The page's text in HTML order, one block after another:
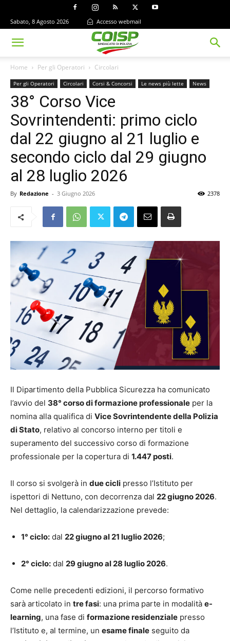
Sabato, 8 Agosto 2026 Accesso webmail
Home Per gli Operatori Circolari
Per gli Operatori Circolari Corsi & Concorsi Le news più lette News
38° Corso Vice
Sovrintendenti: primo ciclo
dal 22 giugno al 21 luglio e
secondo ciclo dal 29 giugno
al 28 luglio 2026
By Redazione - 3 Giugno 2026 2378
Il Dipartimento della Pubblica Sicurezza ha comunicato
l’avvio del 38° corso di formazione professionale per la
nomina alla qualifica di Vice Sovrintendente della Polizia
di Stato, relativo al concorso interno per titoli e
superamento del successivo corso di formazione
professionale per la copertura di 1.447 posti.
Il corso si svolgerà in due cicli presso l’Istituto per
ispettori di Nettuno, con decorrenza dal 22 giugno 2026.
Nel dettaglio, la calendarizzazione prevede:
1° ciclo: dal 22 giugno al 21 luglio 2026;
2° ciclo: dal 29 giugno al 28 luglio 2026.
Come nelle precedenti edizioni, il percorso formativo
sarà articolato in tre fasi: una prima parte in modalità e-
learning, una fase di formazione residenziale presso
l’Istituto e, al termine, un esame finale seguito da